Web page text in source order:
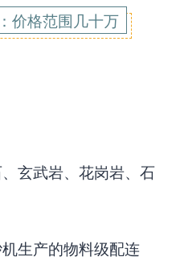
价格范围几十万
玄武岩、花岗岩、石
生产的物料级配连